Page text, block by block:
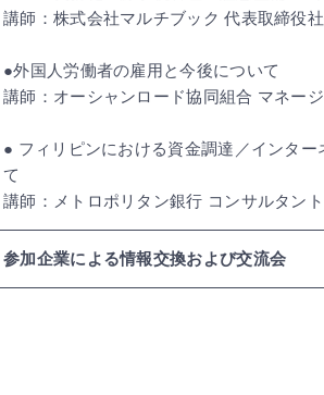
講師：株式会社マルチブック 代表取締役
●外国人労働者の雇用と今後について
講師：オーシャンロード協同組合 マネー
● フィリピンにおける資金調達／インタ
て
講師：メトロポリタン銀行 コンサルタン
参加企業による情報交換および交流会